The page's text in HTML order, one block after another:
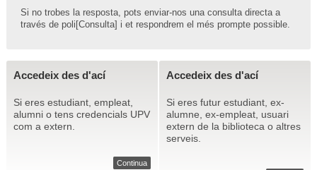
Si no trobes la resposta, pots enviar-nos una consulta directa a
través de poli[Consulta] i et respondrem el més prompte possible.
Accedeix des d'ací
Si eres estudiant, empleat,
alumni o tens credencials UPV
com a extern.
Continua
Accedeix des d'ací
Si eres futur estudiant, ex-
alumne, ex-empleat, usuari
extern de la biblioteca o altres
serveis.